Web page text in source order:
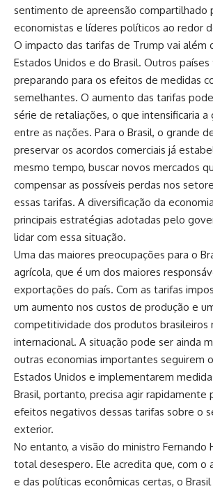
sentimento de apreensão compartilhado
economistas e líderes políticos ao redor
O impacto das tarifas de Trump vai além
Estados Unidos e do Brasil. Outros
preparando para os efeitos de medidas
semelhantes. O aumento das tarifas
série de retaliações, o que intensificaria a
entre as nações. Para o Brasil, o grande
preservar os acordos comerciais já
mesmo tempo, buscar novos mercados
compensar as possíveis perdas nos
essas tarifas. A diversificação da
principais estratégias adotadas pelo
lidar com essa situação.
Uma das maiores preocupações para o
agrícola, que é um dos maiores
exportações do país. Com as tarifas
um aumento nos custos de produção e
competitividade dos produtos brasileiros
internacional. A situação pode ser ainda
outras economias importantes seguirem
Estados Unidos e implementarem
Brasil, portanto, precisa agir rapidamente
efeitos negativos dessas tarifas sobre o
exterior.
No entanto, a visão do ministro Fernando
total desespero. Ele acredita que, com o
e das políticas econômicas certas, o